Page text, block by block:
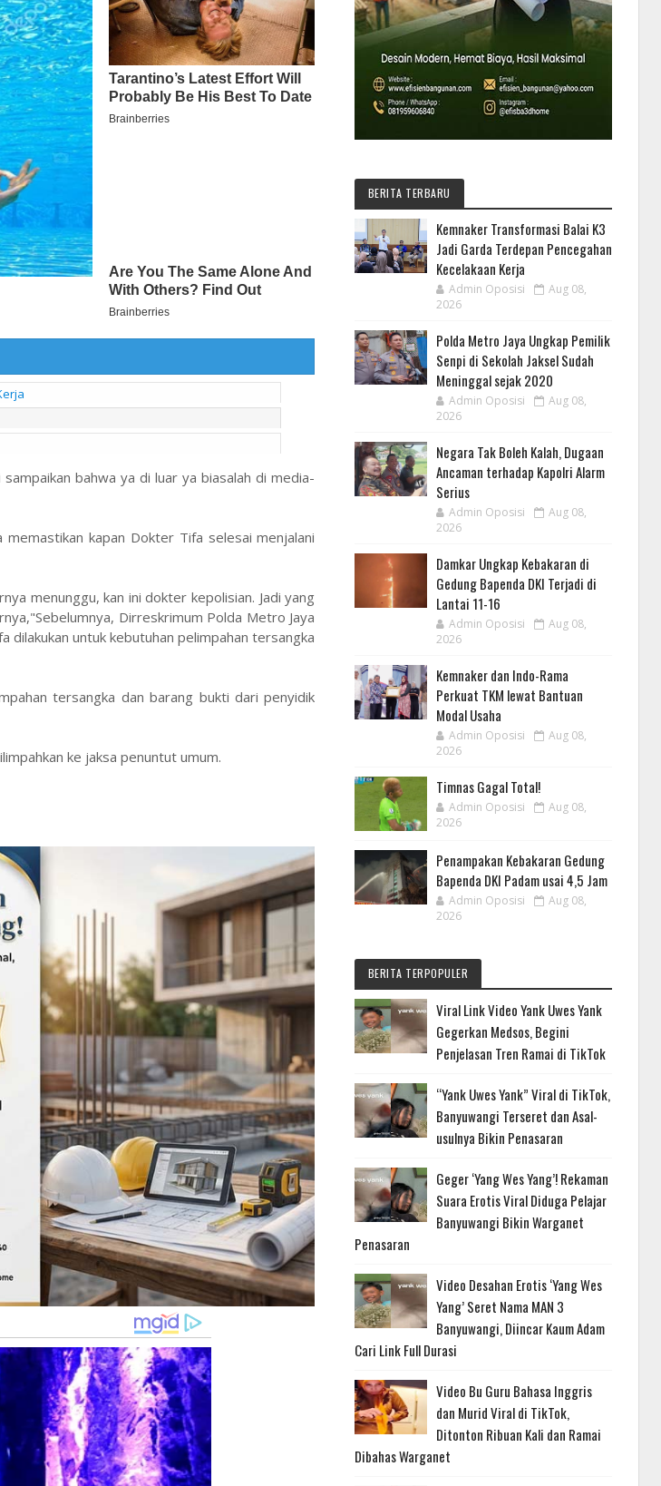
bahwa ya di luar ya biasalah di media-
kapan Dokter Tifa selesai menjalani
menunggu, kan ini dokter kepolisian. Jadi yang
Dirreskrimum Polda Metro Jaya
dilakukan untuk kebutuhan pelimpahan tersangka
tersangka dan barang bukti dari penyidik
ke jaksa penuntut umum.
BERITA TERBARU
Kemnaker Transformasi Balai K3
Jadi Garda Terdepan Pencegahan
Kecelakaan Kerja
Admin Oposisi
Aug 08,
2026
Polda Metro Jaya Ungkap Pemilik
Senpi di Sekolah Jaksel Sudah
Meninggal sejak 2020
Admin Oposisi
Aug 08,
2026
Negara Tak Boleh Kalah, Dugaan
Ancaman terhadap Kapolri Alarm
Serius
Admin Oposisi
Aug 08,
2026
Damkar Ungkap Kebakaran di
Gedung Bapenda DKI Terjadi di
Lantai 11-16
Admin Oposisi
Aug 08,
2026
Kemnaker dan Indo-Rama
Perkuat TKM lewat Bantuan
Modal Usaha
Admin Oposisi
Aug 08,
2026
Timnas Gagal Total!
Admin Oposisi
Aug 08,
2026
Penampakan Kebakaran Gedung
Bapenda DKI Padam usai 4,5 Jam
Admin Oposisi
Aug 08,
2026
BERITA TERPOPULER
Viral Link Video Yank Uwes Yank
Gegerkan Medsos, Begini
Penjelasan Tren Ramai di TikTok
“Yank Uwes Yank” Viral di TikTok,
Banyuwangi Terseret dan Asal-
usulnya Bikin Penasaran
Geger ‘Yang Wes Yang’! Rekaman
Suara Erotis Viral Diduga Pelajar
Banyuwangi Bikin Warganet
Penasaran
Video Desahan Erotis ‘Yang Wes
Yang’ Seret Nama MAN 3
Banyuwangi, Diincar Kaum Adam
Cari Link Full Durasi
Video Bu Guru Bahasa Inggris
dan Murid Viral di TikTok,
Ditonton Ribuan Kali dan Ramai
Dibahas Warganet